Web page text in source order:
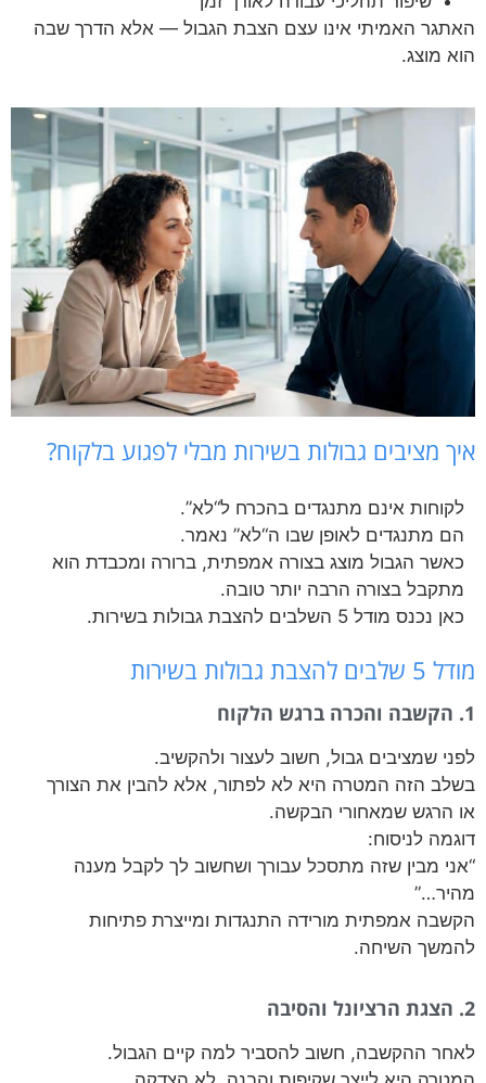
האתגר האמיתי אינו עצם הצבת הגבול — אלא הדרך שבה
הוא מוצג.
איך מציבים גבולות בשירות מבלי לפגוע בלקוח?
לקוחות אינם מתנגדים בהכרח ל“לא”.
הם מתנגדים לאופן שבו ה“לא” נאמר.
כאשר הגבול מוצג בצורה אמפתית, ברורה ומכבדת הוא
מתקבל בצורה הרבה יותר טובה.
כאן נכנס מודל 5 השלבים להצבת גבולות בשירות.
מודל 5 שלבים להצבת גבולות בשירות
1. הקשבה והכרה ברגש הלקוח
לפני שמציבים גבול, חשוב לעצור ולהקשיב.
בשלב הזה המטרה היא לא לפתור, אלא להבין את הצורך
או הרגש שמאחורי הבקשה.
דוגמה לניסוח:
“אני מבין שזה מתסכל עבורך ושחשוב לך לקבל מענה
מהיר…”
הקשבה אמפתית מורידה התנגדות ומייצרת פתיחות
להמשך השיחה.
2. הצגת הרציונל והסיבה
לאחר ההקשבה, חשוב להסביר למה קיים הגבול.